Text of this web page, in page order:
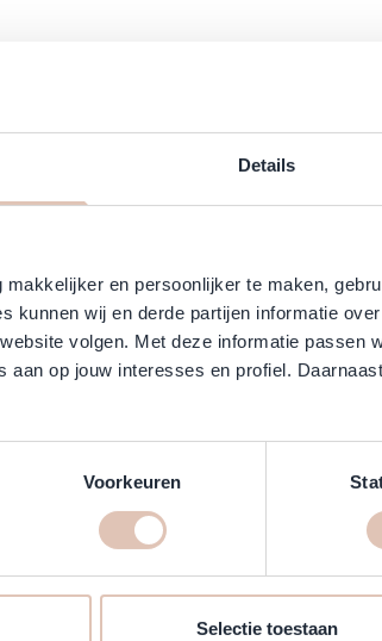
Details
en persoonlijker te maken,
kunnen wij en derde partijen informatie
volgen. Met deze informatie passen
aan op jouw interesses en profiel.
Voorkeuren
Selectie toestaan
tab key. You can skip the carousel or
-10%